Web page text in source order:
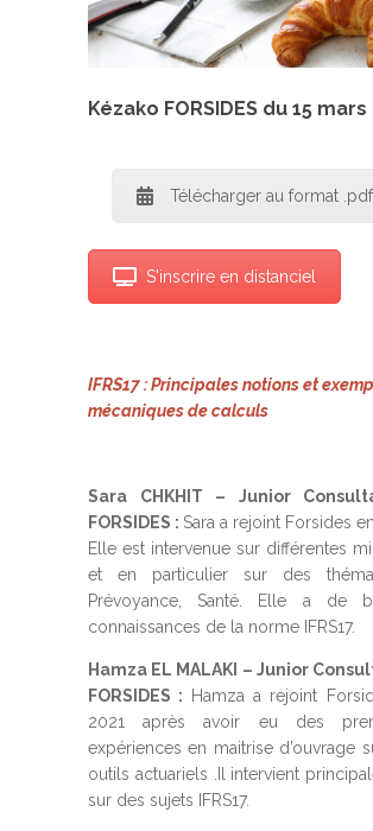
Kézako FORSIDES du 15 mars
Télécharger au format .pdf
S'inscrire en distanciel
IFRS17 : Principales notions et
mécaniques de calculs
Sara CHKHIT – Junior
FORSIDES : Sara a rejoint Forsides
Elle est intervenue sur différentes
et en particulier sur des
Prévoyance, Santé. Elle a de
connaissances de la norme IFRS17.
Hamza EL MALAKI – Junior
FORSIDES :
Hamza a rejoint
2021 après avoir eu des
expériences en maitrise d’ouvrage
outils actuariels .Il intervient
sur des sujets IFRS17.